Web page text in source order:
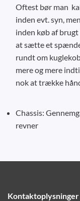
Oftest bør man
inden evt. syn,
inden køb af
at sætte et
rundt om
mere og mere
nok at trække
Chassis:
revner
Kontaktoplysninger